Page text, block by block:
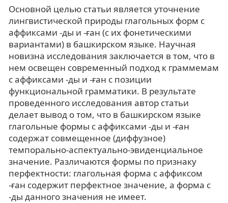
Основной целью статьи является уточнение
лингвистической природы глагольных форм с
аффиксами -ды и -ған (с их фонетическими
вариантами) в башкирском языке. Научная
новизна исследования заключается в том, что в
нем освещен современный подход к граммемам
с аффиксами -ды и -ған с позиции
функциональной грамматики. В результате
проведенного исследования автор статьи
делает вывод о том, что в башкирском языке
глагольные формы с аффиксами -ды и -ған
содержат совмещенное (диффузное)
темпорально-аспектуально-эвиденциальное
значение. Различаются формы по признаку
перфектности: глагольная форма с аффиксом
-ған содержит перфектное значение, а форма с
-ды данного значения не имеет.